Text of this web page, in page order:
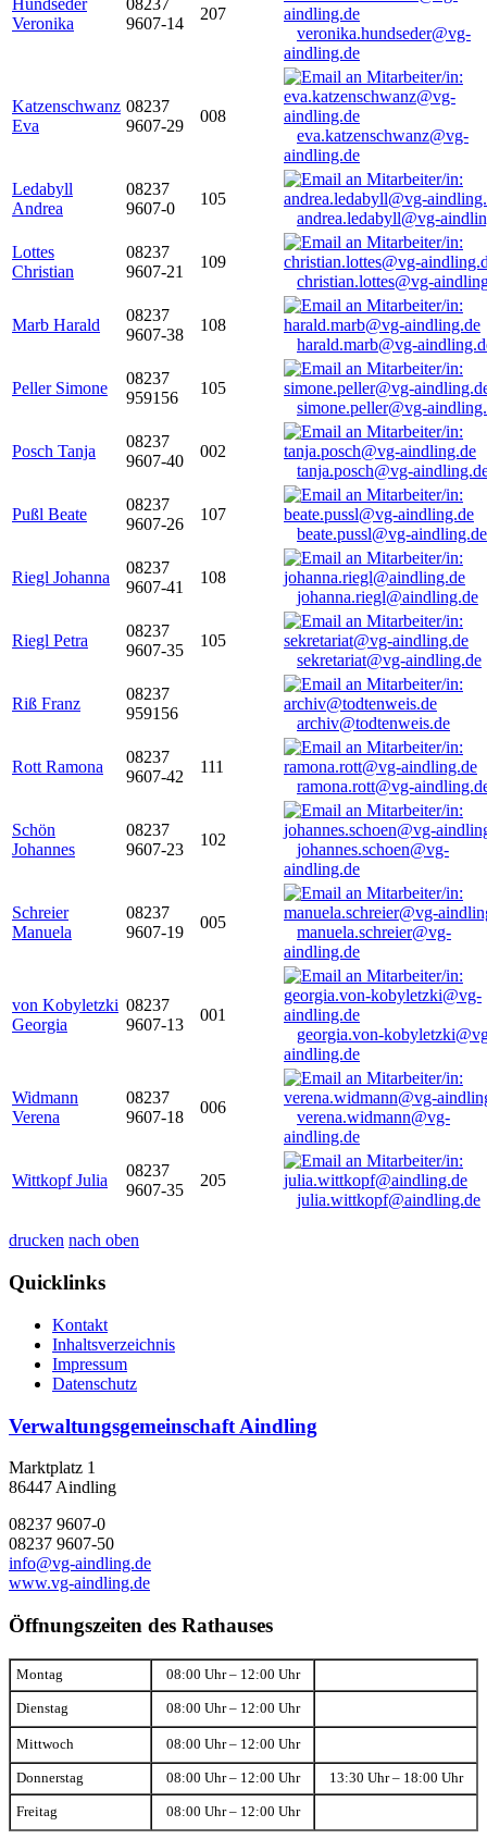
Hundseder
Veronika
08237
9607-14
207
veronika.hundseder@vg-
aindling.de
Katzenschwanz
Eva
08237
9607-29
008
eva.katzenschwanz@vg-
aindling.de
Ledabyll
Andrea
08237
9607-0
105
andrea.ledabyll@vg-
Lottes
Christian
08237
9607-21
109
christian.lottes@vg-
Marb Harald
08237
9607-38
108
harald.marb@vg-
Peller Simone
08237
959156
105
simone.peller@vg-
Posch Tanja
08237
9607-40
002
tanja.posch@vg-
Pußl Beate
08237
9607-26
107
beate.pussl@vg-aindling.de
Riegl Johanna
08237
9607-41
108
johanna.riegl@aindling.de
Riegl Petra
08237
9607-35
105
sekretariat@vg-aindling.de
Riß Franz
08237
959156
archiv@todtenweis.de
Rott Ramona
08237
9607-42
111
ramona.rott@vg-
Schön
Johannes
08237
9607-23
102
johannes.schoen@vg-
aindling.de
Schreier
Manuela
08237
9607-19
005
manuela.schreier@vg-
aindling.de
von Kobyletzki
Georgia
08237
9607-13
001
georgia.von-
aindling.de
Widmann
Verena
08237
9607-18
006
verena.widmann@vg-
aindling.de
Wittkopf Julia
08237
9607-35
205
julia.wittkopf@aindling.de
drucken nach oben
Quicklinks
Kontakt
Inhaltsverzeichnis
Impressum
Datenschutz
Verwaltungsgemeinschaft Aindling
Marktplatz 1
86447 Aindling
08237 9607-0
08237 9607-50
info@vg-aindling.de
www.vg-aindling.de
Öffnungszeiten des Rathauses
Montag 08:00 Uhr – 12:00 Uhr
Dienstag 08:00 Uhr – 12:00 Uhr
Mittwoch 08:00 Uhr – 12:00 Uhr
Donnerstag 08:00 Uhr – 12:00 Uhr 13:30 Uhr – 18:00 Uhr
Freitag 08:00 Uhr – 12:00 Uhr